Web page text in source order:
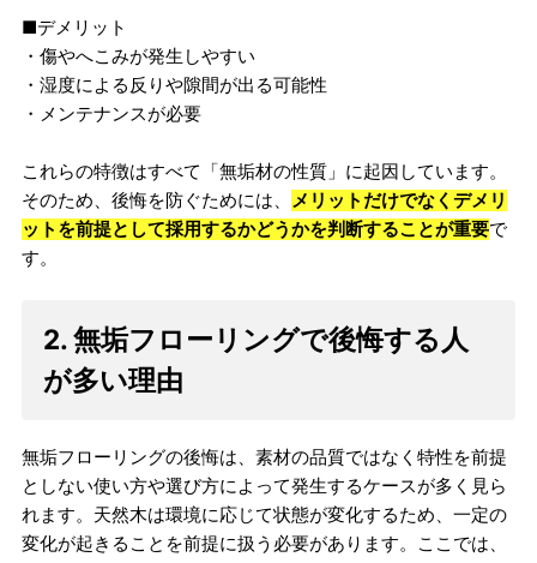
■デメリット
・傷やへこみが発生しやすい
・湿度による反りや隙間が出る可能性
・メンテナンスが必要
これらの特徴はすべて「無垢材の性質」に起因しています。
そのため、後悔を防ぐためには、
メリットだけでなくデメリ
ットを前提として採用するかどうかを判断することが重要で
す。
2. 無垢フローリングで後悔する人
が多い理由
無垢フローリングの後悔は、素材の品質ではなく特性を前提
としない使い方や選び方によって発生するケースが多く見ら
れます。天然木は環境に応じて状態が変化するため、一定の
変化が起きることを前提に扱う必要があります。ここでは、